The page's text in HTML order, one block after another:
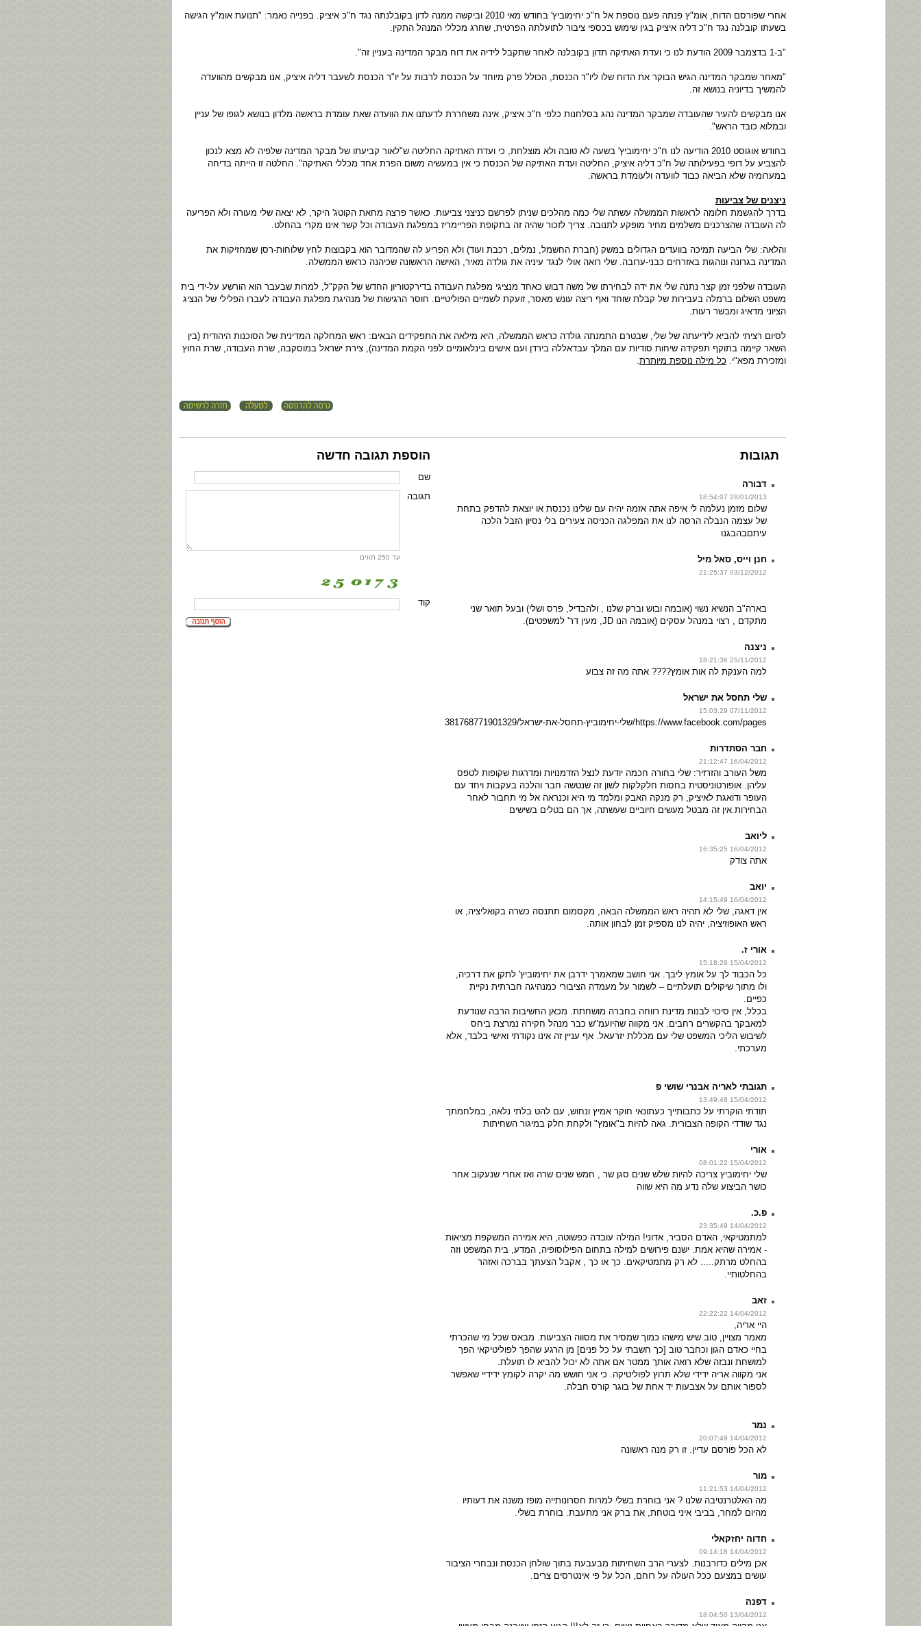
אחרי שפורסם הדוח, אומ"ץ פנתה פעם נוספת אל ח"כ יחימוביץ' בחודש מאי 2010 וביקשה ממנה לדון בקובלנתה נגד ח"כ איציק. בפנייה נאמר: "תנועת אומ"ץ הגישה
בשעתו קובלנה נגד ח"כ דליה איציק בגין שימוש בכספי ציבור לתועלתה הפרטית, שחרג מכללי המנהל התקין.
"ב-1 בדצמבר 2009 הודעת לנו כי ועדת האתיקה תדון בקובלנה לאחר שתקבל לידיה את דוח מבקר המדינה בעניין זה".
"מאחר שמבקר המדינה הגיש הבוקר את הדוח שלו ליו"ר הכנסת, הכולל פרק מיוחד על הכנסת לרבות על יו"ר הכנסת לשעבר דליה איציק, אנו מבקשים מהוועדה
להמשיך בדיוניה בנושא זה.
אנו מבקשים להעיר שהעובדה שמבקר המדינה נהג בסלחנות כלפי ח"כ איציק, אינה משחררת לדעתנו את הוועדה שאת עומדת בראשה מלדון בנושא לגופו של עניין
ובמלוא כובד הראש".
בחודש אוגוסט 2010 הודיעה לנו ח"כ יחימוביץ' בשעה לא טובה ולא מוצלחת, כי ועדת האתיקה החליטה ש"לאור קביעתו של מבקר המדינה שלפיה לא מצא לנכון
להצביע על דופי בפעילותה של ח"כ דליה איציק, החליטה ועדת האתיקה של הכנסת כי אין במעשיה משום הפרת אחד מכללי האתיקה". החלטה זו הייתה בדיחה
במערומיה שלא הביאה כבוד לוועדה ולעומדת בראשה.
ניצנים של צביעות
בדרך להגשמת חלומה לראשות הממשלה עשתה שלי כמה מהלכים שניתן לפרשם כניצני צביעות. כאשר פרצה מחאת הקוטג' היקר, לא יצאה שלי מעורה ולא הפריעה
לה העובדה שהצרכנים משלמים מחיר מופקע לתנובה. צריך לזכור שהיה זה בתקופת הפריימריז במפלגת העבודה וכל קשר אינו מקרי בהחלט.
והלאה: שלי הביעה תמיכה בוועדים הגדולים במשק (חברת החשמל, נמלים, רכבת ועוד) ולא הפריע לה שהמדובר הוא בקבוצות לחץ שלוחות-רסן שמחזיקות את
המדינה בגרונה ונוהגות באזרחים כבני-ערובה. שלי רואה אולי לנגד עיניה את גולדה מאיר, האישה הראשונה שכיהנה כראש הממשלה.
העובדה שלפני זמן קצר נתנה שלי את ידה לבחירתו של משה דבוש כאחד מנציגי מפלגת העבודה בדירקטוריון החדש של הקק"ל, למרות שבעבר הוא הורשע על-ידי בית
משפט השלום ברמלה בעבירות של קבלת שוחד ואף ריצה עונש מאסר, זועקת לשמיים הפוליטיים. חוסר הרגישות של מנהיגת מפלגת העבודה לעברו הפלילי של הנציג
הציוני מדאיג ומבשר רעות.
לסיום רציתי להביא לידיעתה של שלי, שבטרם התמנתה גולדה כראש הממשלה, היא מילאה את התפקידים הבאים: ראש המחלקה המדינית של הסוכנות היהודית (בין
השאר קיימה בתוקף תפקידה שיחות סודיות עם המלך עבדאללה בירדן ועם אישים בינלאומיים לפני הקמת המדינה), צירת ישראל במוסקבה, שרת העבודה, שרת החוץ
ומזכירת מפא"י. כל מילה נוספת מיותרת
הוספת תגובה חדשה
שם
עד 250 תווים
תגובה
קוד
תגובות
דבורה
28/01/2013 18:54:07
שלום מזמן נעלמה לי איפה אתה אזמה יהיה עם שלינו נכנסת או יוצאת להדפק בתחת
של עצמה הנבלה הרסה לנו את המפלגה הכניסה צעירים בלי נסיון הזבל הלכה
עיתםבהבגנו
חנן וייס, סאל מיל
03/12/2012 21:25:37
בארה"ב הנשיא נשוי (אובמה ובוש וברק שלנו , ולהבדיל, פרס ושלי) ובעל תואר שני
מתקדם , רצוי במנהל עסקים (אובמה הנו JD, מעין דר' למשפטים).
ניצנה
25/11/2012 18:21:36
למה הענקת לה אות אומץ???? אתה מה זה צבוע
שלי תחסל את ישראל
07/11/2012 15:03:29
https://www.facebook.com/pages/שלי-יחימוביץ-תחסל-את-ישראל/381768771901329
חבר הסתדרות
16/04/2012 21:12:47
משל העורב והזרזיר: שלי בחורה חכמה יודעת לנצל הזדמנויות ומדרגות שקופות לטפס
עליהן. אופורטוניסטית בחסות חלקלקות לשון זה שנטשה חבר והלכה בעקבות ויחד עם
העופר ודואגת לאיציק, רק מנקה האבק ומלמד מי היא וכנראה אל מי תחבור לאחר
הבחירות.אין זה מבטל מעשים חיוביים שעשתה, אך הם בטלים בשישים
ליואב
16/04/2012 16:35:25
אתה צודק
יואב
16/04/2012 14:15:49
אין דאגה, שלי לא תהיה ראש הממשלה הבאה, מקסמום תתנסה כשרה בקואליציה, או
ראש האופוזיציה, יהיה לנו מספיק זמן לבחון אותה.
אורי ז.
15/04/2012 15:18:29
כל הכבוד לך על אומץ ליבך. אני חושב שמאמרך ידרבן את יחימוביץ' לתקן את דרכיה,
ולו מתוך שיקולים תועלתיים – לשמור על מעמדה הציבורי כמנהיגה חברתית נקיית
כפיים.
בכלל, אין סיכוי לבנות מדינת רווחה בחברה מושחתת. מכאן החשיבות הרבה שנודעת
למאבקך בהקשרים רחבים. אני מקווה שהיועמ"ש כבר מנהל חקירה נמרצת ביחס
לשיבוש הליכי המשפט שלי עם מכללת יזרעאל. אף עניין זה אינו נקודתי ואישי בלבד, אלא
מערכתי.
תגובתי לאריה אבנרי שושי פ
15/04/2012 13:49:48
תודתי הוקרתי על כתבותייך כעתונאי חוקר אמיץ ונחוש, עם להט בלתי נלאה, במלחמתך
נגד שודדי הקופה הצבורית. גאה להיות ב"אומץ" ולקחת חלק במיגור השחיתות
אורי
15/04/2012 08:01:22
שלי יחימוביץ צריכה להיות שלש שנים סגן שר , חמש שנים שרה ואז אחרי שנעקוב אחר
כושר הביצוע שלה נדע מה היא שווה
פ.כ.
14/04/2012 23:35:49
למתמטיקאי, האדם הסביר, אדוני! המילה עובדה כפשוטה, היא אמירה המשקפת מציאות
- אמירה שהיא אמת. ישנם פירושים למילה בתחום הפילוסופיה, המדע, בית המשפט וזה
בהחלט מרתק..... לא רק מתמטיקאים. כך או כך , אקבל הצעתך בברכה ואזהר
בהחלטותיי.
זאב
14/04/2012 22:22:22
היי אריה,
מאמר מצויין, טוב שיש מישהו כמוך שמסיר את מסווה הצביעות. מבאס שכל מי שהכרתי
בחיי כאדם הגון וכחבר טוב [כך חשבתי על כל פנים] מן הרגע שהפך לפוליטיקאי הפך
למושחת ונבזה שלא רואה אותך ממטר אם אתה לא יכול להביא לו תועלת.
אני מקווה אריה ידידי שלא תרוץ לפוליטיקה. כי אני חושש מה יקרה לקומץ ידידיי שאפשר
לספור אותם על אצבעות יד אחת של בוגר קורס חבלה.
נמר
14/04/2012 20:07:49
לא הכל פורסם עדיין. זו רק מנה ראשונה
מור
14/04/2012 11:21:53
מה האלטרנטיבה שלנו ? אני בוחרת בשלי למרות חסרונותייה מופז משנה את דעותיו
מהיום למחר, בביבי איני בוטחת, את ברק אני מתעבת. בוחרת בשלי.
חדוה יחזקאלי
14/04/2012 09:14:18
אכן מילים כדורבנות. לצערי הרב השחיתות מבעבעת בתוך שולחן הכנסת ונבחרי הציבור
עושים במצעם ככל העולה על רוחם, הכל על פי אינטרסים צרים.
דפנה
13/04/2012 18:04:50